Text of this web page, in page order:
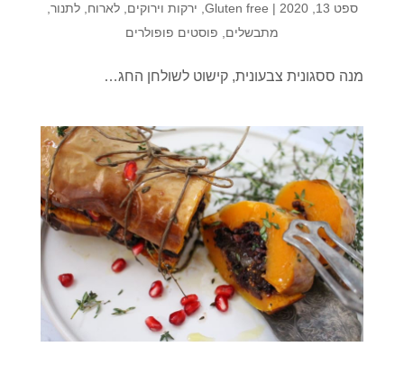
ספט 13, 2020 |
Gluten free
, ירקות וירוקים,לארוח,לתנור,
מתבשלים, פוסטים פופולרים
מנה ססגונית צבעונית, קישוט לשולחן החג…